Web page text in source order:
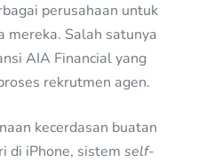
perusahaan untuk
mereka. Salah satunya
AIA Financial yang
rekrutmen agen.
kecerdasan buatan
di iPhone, sistemself-